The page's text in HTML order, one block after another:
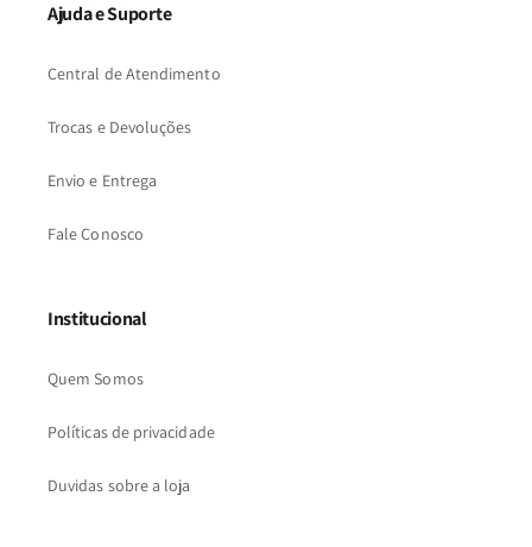
Ajuda e Suporte
Central de Atendimento
Trocas e Devoluções
Envio e Entrega
Fale Conosco
Institucional
Quem Somos
Políticas de privacidade
Duvidas sobre a loja